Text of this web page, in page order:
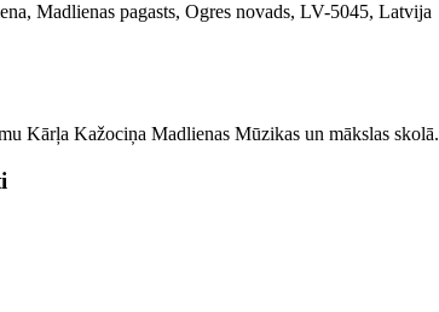
Madlienas pagasts, Ogres novads, LV-5045, Latvija
Kārļa Kažociņa Madlienas Mūzikas un mākslas skolā.